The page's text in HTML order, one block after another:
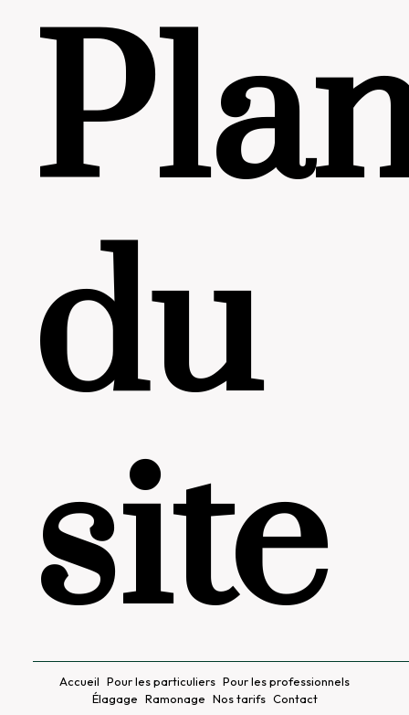
du
site
Accueil Pour les particuliers Pour les professionnels
Élagage Ramonage Nos tarifs Contact